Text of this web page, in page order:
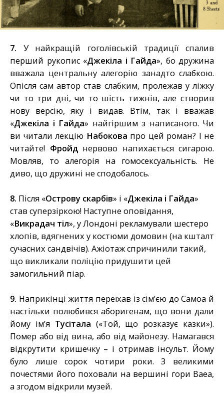
7. У найкращій гоголівській традиції спалив
перший рукопис «Джекіла і Гайда», бо дружина
вважала центральну алегорію занадто слабкою.
Опісля сам автор став слабким, пролежав у ліжку
чи то три дні, чи то шість тижнів, але створив
нову версію, яку і видав. Втім, так і вважав
«Джекіла і Гайда» найгіршим з написаного. Чи
ви читали лекцію Набокова про цей роман? І не
читайте! Фройднервово напихається сигарою.
Мовляв, то алегорія на гомосексуальність. Не
диво, що дружині не сподобалось.
8. Після «Острову скарбів» і «Джекіла і Гайда»
став суперзіркою! Наступне оповідання,
«Викрадач тіл», у Лондоні рекламували шестеро
хлопів, вдягнених у костюми домовин (на кшталт
сучасних сандвічів). Ажіотаж спричинили такий,
що викликали поліцію придушити цей
замогильний піар.
9. Наприкінці життя переїхав із сім’єю до Самоа й
настільки полюбився аборигенам, що вони дали
йому ім’я Тусітала («Той, що розказує казки»).
Помер або від вина, або від майонезу. Намагався
відкрутити кришечку – і отримав інсульт. Йому
було лише сорок чотири роки. З великими
почестями його поховали на вершині гори Ваеа,
а згодом відкрили музей.